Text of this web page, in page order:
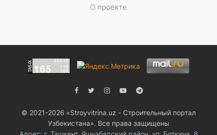
О проекте
© 2021-2026 «Stroyvitrina.uz - Строительный портал
Узбекистана». Все права защищены